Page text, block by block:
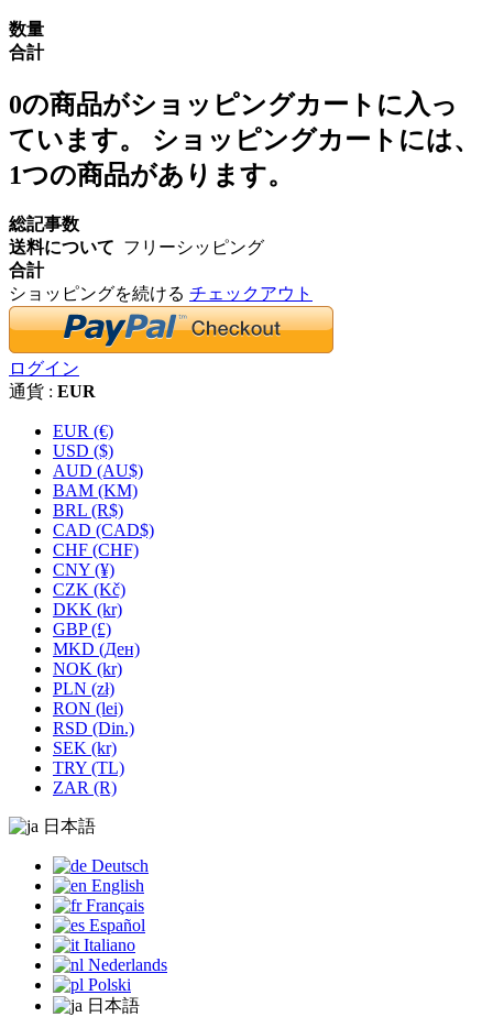
数量
合計
0の商品がショッピングカートに入っ
ています。 ショッピングカートには、
1つの商品があります。
総記事数
送料について フリーシッピング
合計
ショッピングを続ける チェックアウト
ログイン
通貨 : EUR
EUR (€)
USD ($)
AUD (AU$)
BAM (KM)
BRL (R$)
CAD (CAD$)
CHF (CHF)
CNY (¥)
CZK (Kč)
DKK (kr)
GBP (£)
MKD (Ден)
NOK (kr)
PLN (zł)
RON (lei)
RSD (Din.)
SEK (kr)
TRY (TL)
ZAR (R)
日本語
Deutsch
English
Français
Español
Italiano
Nederlands
Polski
日本語